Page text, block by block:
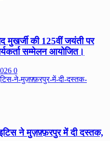
मुखर्जी की 125वीं जयंती पर
सम्मेलन आयोजित।
0
ने मुज़फ़्फ़रपुर में दी दस्तक,